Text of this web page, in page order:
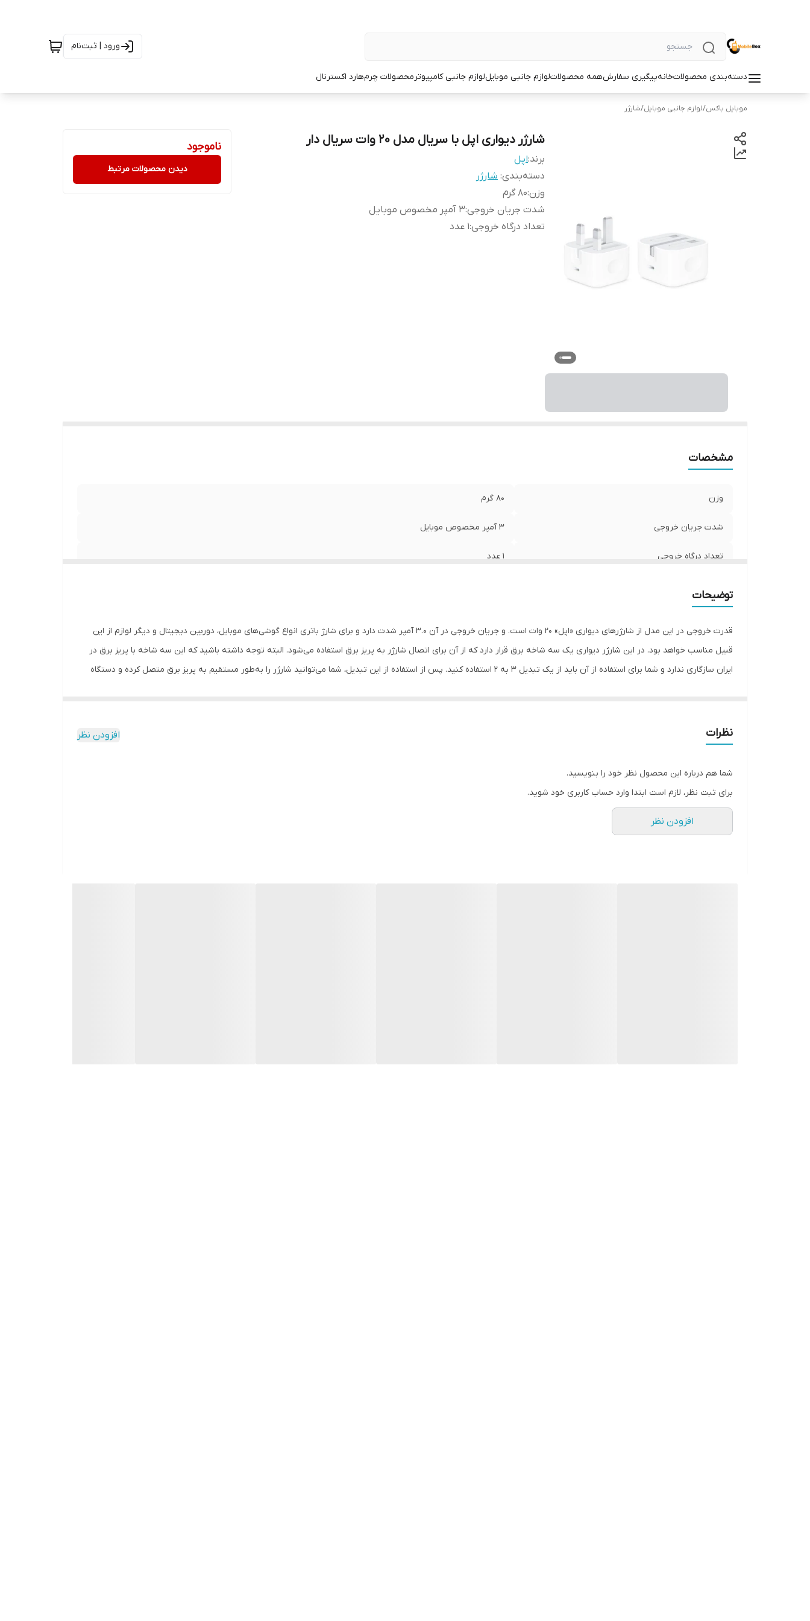
ورود | ثبت‌نام
دسته‌بندی محصولاتخانهپیگیری سفارشهمه محصولاتلوازم جانبی موبایللوازم جانبی کامپیوترمحصولات چرمهارد اکسترنال
موبایل باکس/لوازم جانبی موبایل/شارژر
شارژر دیواری اپل با سریال مدل 20 وات سریال دار
برند:اپل
دسته‌بندی: شارژر
وزن:80 گرم
شدت جریان خروجی:3 آمپر مخصوص موبایل
تعداد درگاه خروجی:1 عدد
ناموجود
دیدن محصولات مرتبط
مشخصات
وزن 80 گرم
شدت جریان خروجی 3 آمپر مخصوص موبایل
تعداد درگاه خروجی 1 عدد
توضیحات
قدرت خروجی در این مدل از شارژرهای دیواری «اپل» 20 وات است. و جریان خروجی در آن 3.0 آمپر شدت دارد و برای شارژ باتری انواع گوشی‌های موبایل، دوربین دیجیتال و دیگر لوازم از این
قبیل مناسب خواهد بود. در این شارژر دیواری یک سه شاخه برق قرار دارد که از آن برای اتصال شارژر به پریز برق استفاده می‌شود. البته توجه داشته باشید که این سه شاخه با پریز برق در
ایران سازگاری ندارد و شما برای استفاده از آن باید از یک تبدیل 3 به 2 استفاده کنید. پس از استفاده از این تبدیل، شما می‌توانید شارژر را به‌طور مستقیم به پریز برق متصل کرده و دستگاه
نظرات افزودن نظر
شما هم درباره این محصول نظر خود را بنویسید.
برای ثبت نظر، لازم است ابتدا وارد حساب کاربری خود شوید.
افزودن نظر